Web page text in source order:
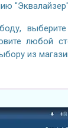
любой
из